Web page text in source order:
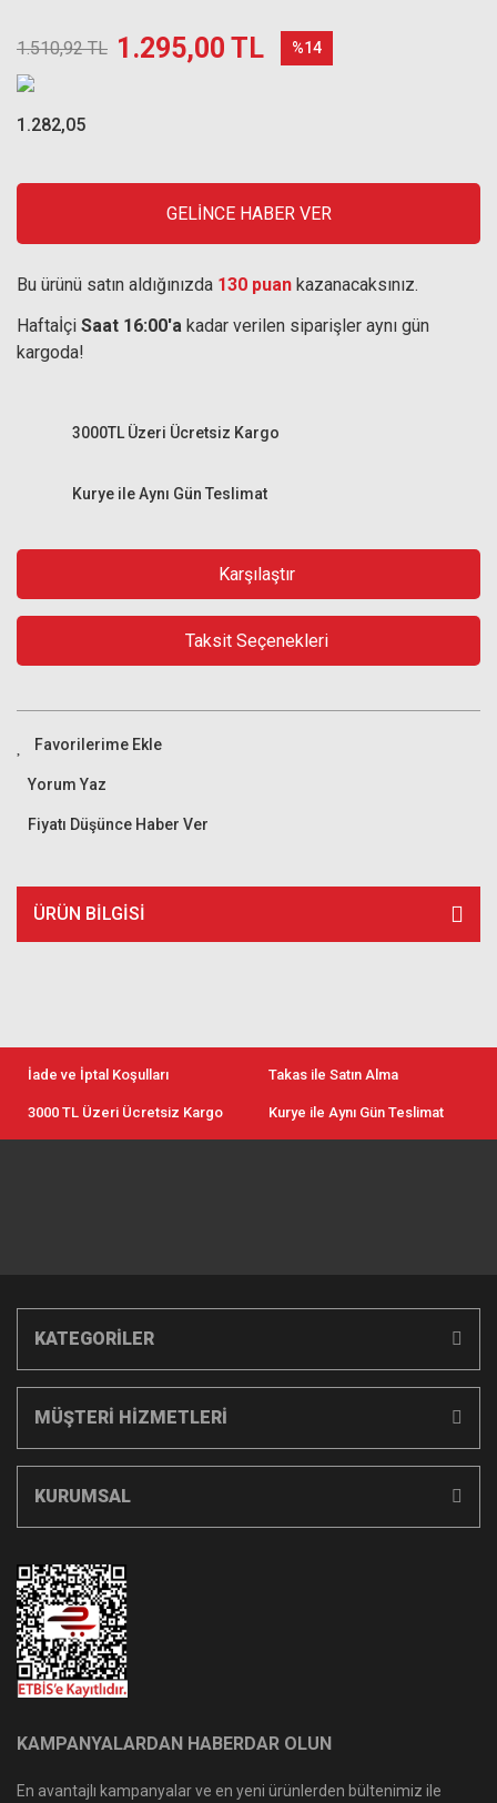
1.510,92 TL 1.295,00 TL %14
1.282,05
GELİNCE HABER VER
Bu ürünü satın aldığınızda 130 puan kazanacaksınız.
Haftaİçi Saat 16:00'a kadar verilen siparişler aynı gün
kargoda!
Kurye ile Aynı Gün Teslimat
3000TL Üzeri Ücretsiz Kargo
Karşılaştır
Taksit Seçenekleri
Yorum Yaz
Fiyatı Düşünce Haber Ver
ÜRÜN BILGISI
İade ve İptal Koşulları Takas ile Satın Alma
3000 TL Üzeri Ücretsiz Kargo Kurye ile Aynı Gün Teslimat
KATEGORİLER
MÜŞTERİ HİZMETLERİ
KURUMSAL
KAMPANYALARDAN HABERDAR OLUN
En avantajlı kampanyalar ve en yeni ürünlerden bültenimiz ile